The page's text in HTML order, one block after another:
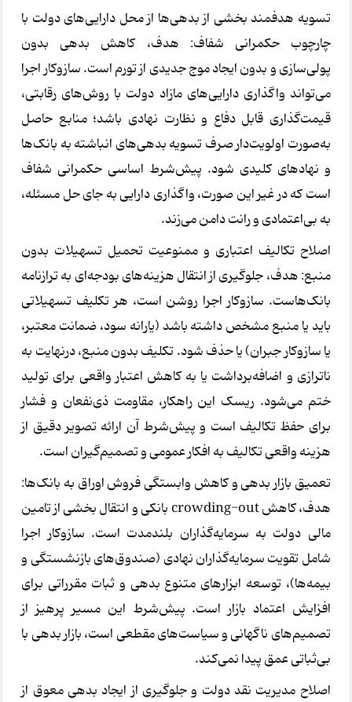
تسویه هدفمند بخشی از بدهی‌ها از محل دارایی‌های دولت با
چارچوب حکمرانی شفاف: هدف، کاهش بدهی بدون
پولی‌سازی و بدون ایجاد موج جدیدی از تورم است. سازوکار اجرا
می‌تواند واگذاری دارایی‌های مازاد دولت با روش‌های رقابتی،
قیمت‌گذاری قابل دفاع و نظارت نهادی باشد؛ منابع حاصل
به‌صورت اولویت‌دار صرف تسویه بدهی‌های انباشته به بانک‌ها
و نهادهای کلیدی شود. پیش‌شرط اساسی حکمرانی شفاف
است که در غیر این صورت، واگذاری دارایی به جای حل مسئله،
به بی‌اعتمادی و رانت دامن می‌زند.
اصلاح تکالیف اعتباری و ممنوعیت تحمیل تسهیلات بدون
منبع: هدف، جلوگیری از انتقال هزینه‌های بودجه‌ای به ترازنامه
بانک‌هاست. سازوکار اجرا روشن است، هر تکلیف تسهیلاتی
باید یا منبع مشخص داشته باشد (یارانه سود، ضمانت معتبر،
یا سازوکار جبران) یا حذف شود. تکلیف بدون منبع، درنهایت به
ناترازی و اضافه‌برداشت یا به کاهش اعتبار واقعی برای تولید
ختم می‌شود. ریسک این راهکار، مقاومت ذی‌نفعان و فشار
برای حفظ تکالیف است و پیش‌شرط آن ارائه تصویر دقیق از
هزینه واقعی تکالیف به افکار عمومی و تصمیم‌گیران است.
تعمیق بازار بدهی و کاهش وابستگی فروش اوراق به بانک‌ها:
هدف، کاهش crowding-out بانکی و انتقال بخشی از تامین
مالی دولت به سرمایه‌گذاران بلندمدت است. سازوکار اجرا
شامل تقویت سرمایه‌گذاران نهادی (صندوق‌های بازنشستگی و
بیمه‌ها)، توسعه ابزارهای متنوع بدهی و ثبات مقرراتی برای
افزایش اعتماد بازار است. پیش‌شرط این مسیر پرهیز از
تصمیم‌های ناگهانی و سیاست‌های مقطعی است، بازار بدهی با
بی‌ثباتی عمق پیدا نمی‌کند.
اصلاح مدیریت نقد دولت و جلوگیری از ایجاد بدهی معوق از